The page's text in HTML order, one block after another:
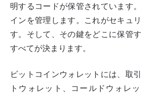
明するコードが保管されています
インを管理します。これがセキュ
す。そして、その鍵をどこに保管
すべてが決まります。
ビットコインウォレットには、取
トウォレット、コールドウォレ